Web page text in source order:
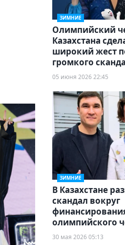
ЗИМНИЕ
Олимпийский
Казахстана
широкий жест
громкого
05 июня 2026 22:45
ЗИМНИЕ
В Казахстане
скандал вокруг
олимпийского
30 мая 2026 05:13